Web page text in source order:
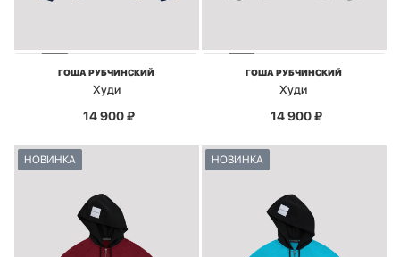
ГОША РУБЧИНСКИЙ
Худи
14 900₽
ГОША РУБЧИНСКИЙ
Худи
14 900₽
НОВИНКА НОВИНКА